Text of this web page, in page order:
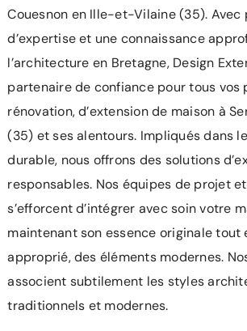
Couesnon en Ille-et-Vilaine (35). Avec
d’expertise et une connaissance
l’architecture en Bretagne, Design
partenaire de confiance pour tous vos
rénovation, d’extension de maison à
(35) et ses alentours. Impliqués dans
durable, nous offrons des solutions
responsables. Nos équipes de projet
s’efforcent d’intégrer avec soin votre
maintenant son essence originale tout
approprié, des éléments modernes.
associent subtilement les styles
traditionnels et modernes.